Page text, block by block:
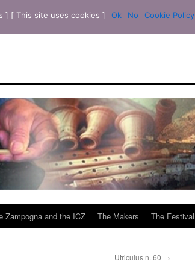
Zampogna and the ICZ The Makers The Festival
Utriculus n. 60 →
] [ This site uses cookies ] Ok No Cookie Policy